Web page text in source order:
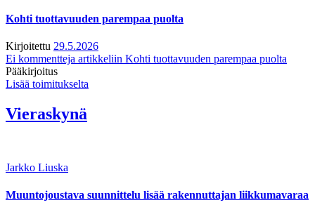
Kohti tuottavuuden parempaa puolta
Kirjoitettu 29.5.2026
Ei kommentteja artikkeliin Kohti tuottavuuden parempaa puolta
Pääkirjoitus
Lisää toimitukselta
Vieraskynä
Jarkko Liuska
Muuntojoustava suunnittelu lisää rakennuttajan liikkumavaraa